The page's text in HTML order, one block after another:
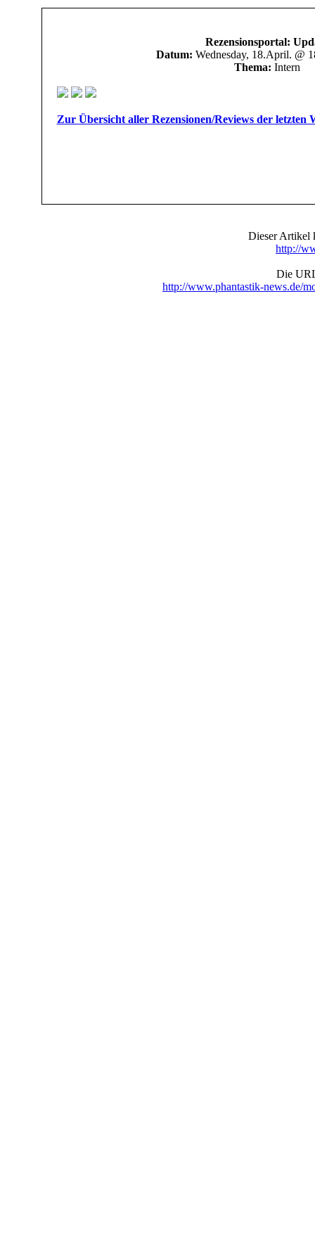
Rezensionsportal:
Datum: Wednesday, 18.April. @
Thema: Intern
Zur Übersicht aller Rezensionen/Reviews der letzten
Dieser Artikel
http://
Die
http://www.phantastik-news.de/